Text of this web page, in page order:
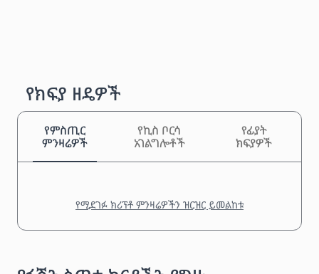
የክፍያ ዘዴዎች
የምስጢር
ምንዛሬዎች
የኪስ ቦርሳ
አገልግሎቶች
የፊያት
ክፍያዎች
የሚደገፉ ክሪፕቶ ምንዛሬዎችን ዝርዝር ይመልከቱ